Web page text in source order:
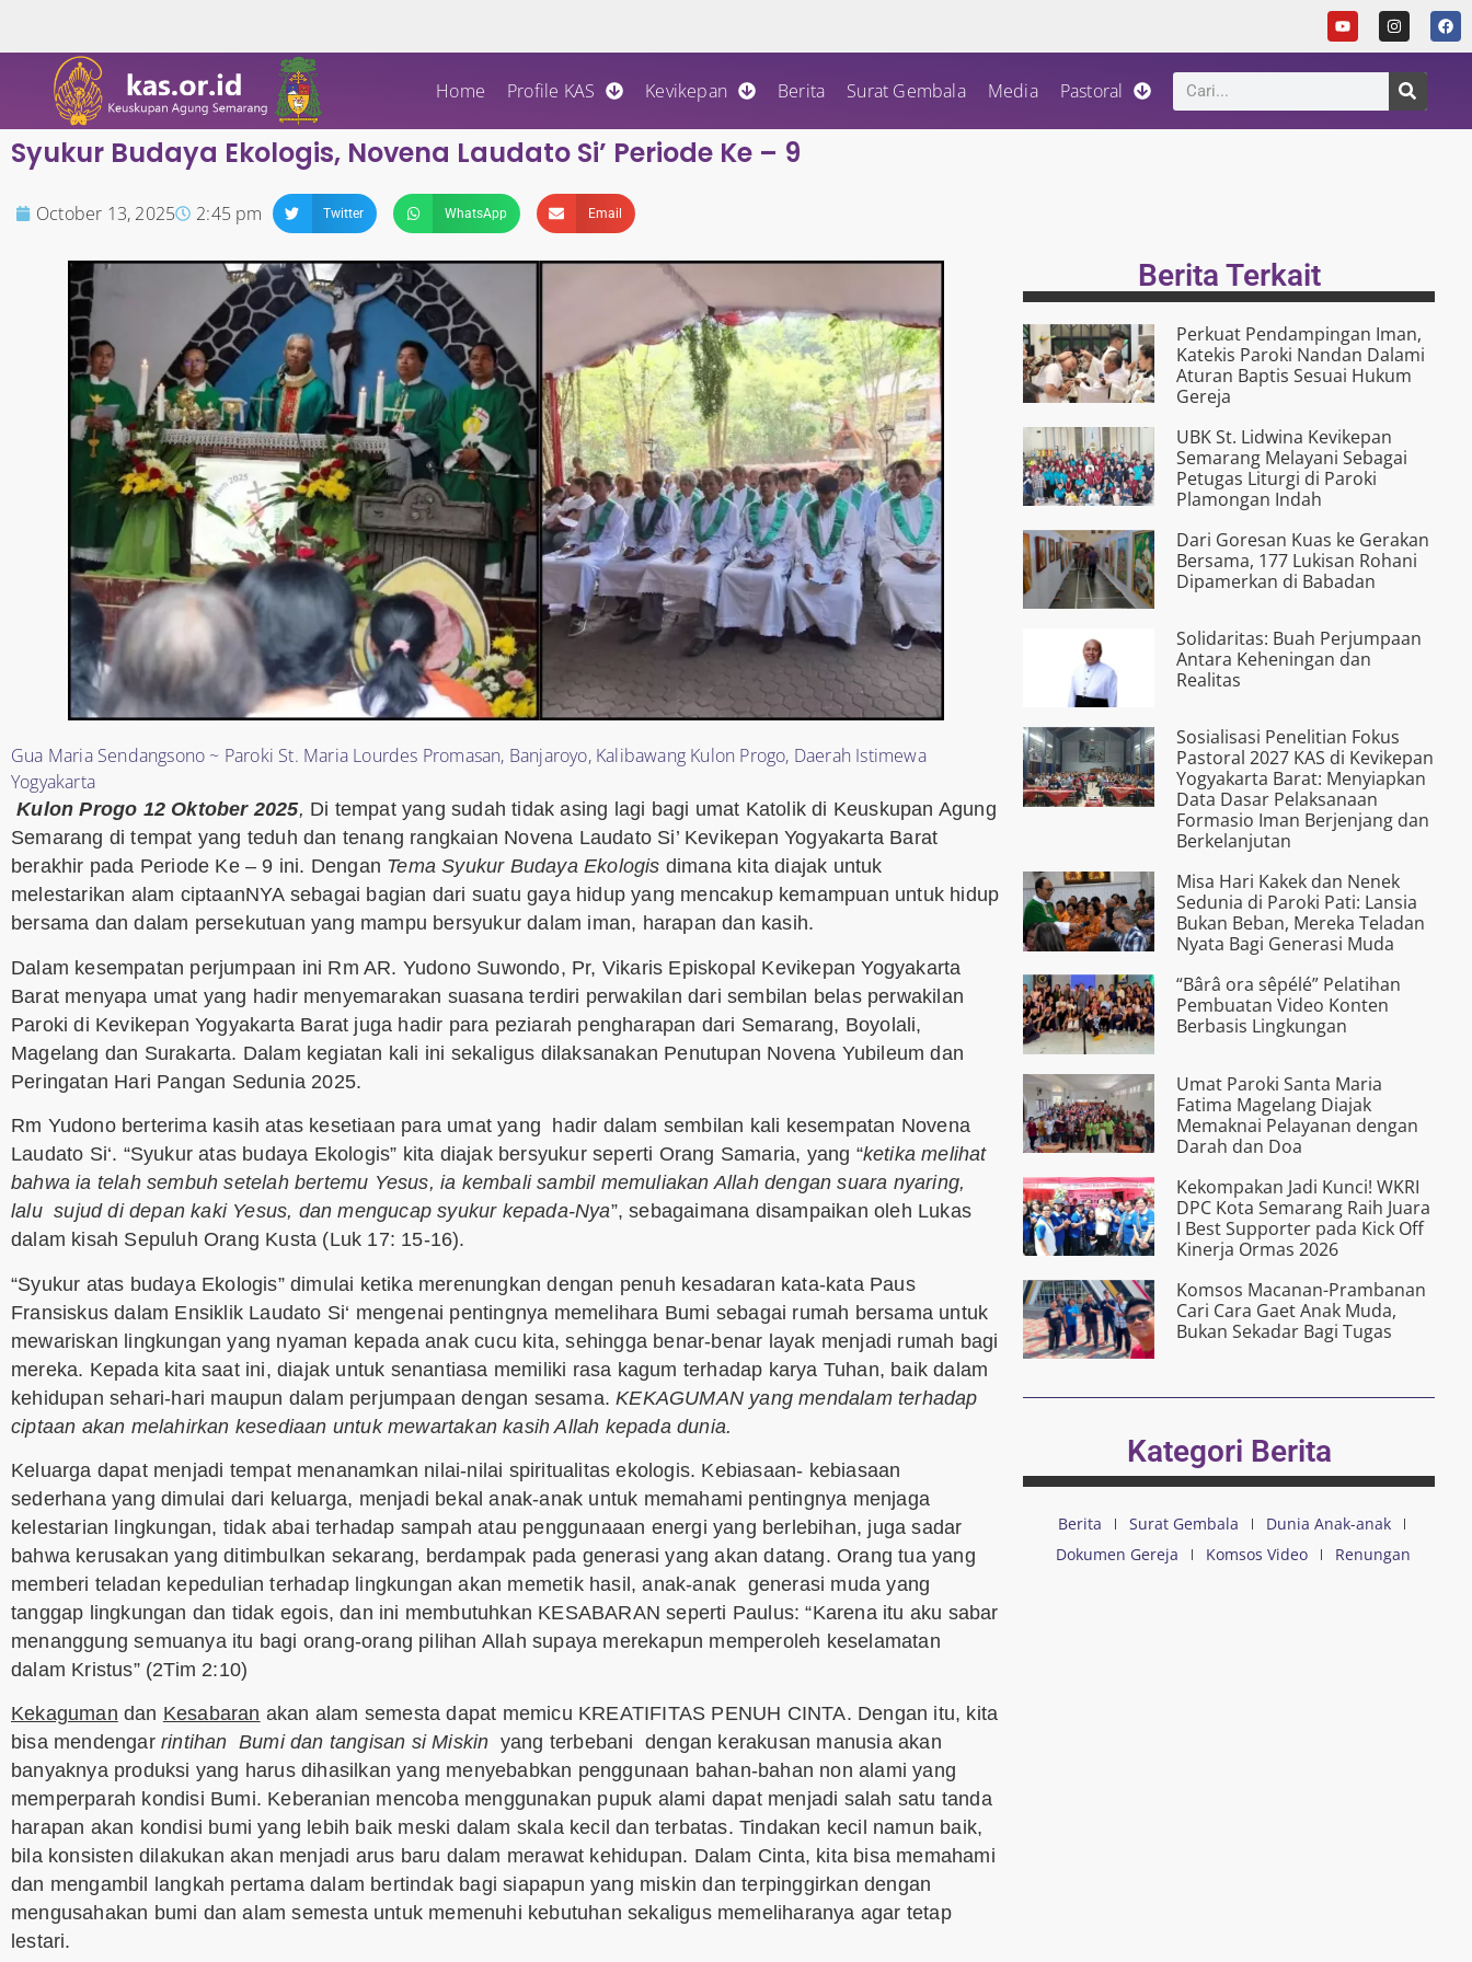
Home Profile KAS Kevikepan Berita Surat Gembala Media Pastoral
Syukur Budaya Ekologis, Novena Laudato Si’ Periode Ke – 9
October 13, 2025 2:45 pm Twitter WhatsApp Email
Gua Maria Sendangsono ~ Paroki St. Maria Lourdes Promasan, Banjaroyo, Kalibawang Kulon Progo, Daerah Istimewa
Yogyakarta
Kulon Progo 12 Oktober 2025, Di tempat yang sudah tidak asing lagi bagi umat Katolik di Keuskupan Agung
Semarang di tempat yang teduh dan tenang rangkaian Novena Laudato Si’ Kevikepan Yogyakarta Barat
berakhir pada Periode Ke – 9 ini. Dengan TemaSyukur Budaya Ekologis dimana kita diajak untuk
melestarikan alam ciptaanNYA sebagai bagian dari suatu gaya hidup yang mencakup kemampuan untuk hidup
bersama dan dalam persekutuan yang mampu bersyukur dalam iman, harapan dan kasih.
Dalam kesempatan perjumpaan ini Rm AR. Yudono Suwondo, Pr, Vikaris Episkopal Kevikepan Yogyakarta
Barat menyapa umat yang hadir menyemarakan suasana terdiri perwakilan dari sembilan belas perwakilan
Paroki di Kevikepan Yogyakarta Barat juga hadir para peziarah pengharapan dari Semarang, Boyolali,
Magelang dan Surakarta. Dalam kegiatan kali ini sekaligus dilaksanakan Penutupan Novena Yubileum dan
Peringatan Hari Pangan Sedunia 2025.
Rm Yudono berterima kasih atas kesetiaan para umat yang hadir dalam sembilan kali kesempatan Novena
Laudato Si‘. “Syukur atas budaya Ekologis” kita diajak bersyukur seperti Orang Samaria, yang “ketika melihat
bahwa ia telah sembuh setelah bertemu Yesus, ia kembali sambil memuliakan Allah dengan suara nyaring,
lalu sujud di depan kaki Yesus, dan mengucap syukur kepada-Nya”, sebagaimana disampaikan oleh Lukas
dalam kisah Sepuluh Orang Kusta (Luk 17: 15-16).
“Syukur atas budaya Ekologis” dimulai ketika merenungkan dengan penuh kesadaran kata-kata Paus
Fransiskus dalam Ensiklik Laudato Si‘ mengenai pentingnya memelihara Bumi sebagai rumah bersama untuk
mewariskan lingkungan yang nyaman kepada anak cucu kita, sehingga benar-benar layak menjadi rumah bagi
mereka. Kepada kita saat ini, diajak untuk senantiasa memiliki rasa kagum terhadap karya Tuhan, baik dalam
kehidupan sehari-hari maupun dalam perjumpaan dengan sesama.KEKAGUMAN yang mendalam terhadap
ciptaan akan melahirkan kesediaan untuk mewartakan kasih Allah kepada dunia.
Keluarga dapat menjadi tempat menanamkan nilai-nilai spiritualitas ekologis. Kebiasaan- kebiasaan
sederhana yang dimulai dari keluarga, menjadi bekal anak-anak untuk memahami pentingnya menjaga
kelestarian lingkungan, tidak abai terhadap sampah atau penggunaaan energi yang berlebihan, juga sadar
bahwa kerusakan yang ditimbulkan sekarang, berdampak pada generasi yang akan datang. Orang tua yang
memberi teladan kepedulian terhadap lingkungan akan memetik hasil, anak-anak generasi muda yang
tanggap lingkungan dan tidak egois, dan ini membutuhkan KESABARAN seperti Paulus: “Karena itu aku sabar
menanggung semuanya itu bagi orang-orang pilihan Allah supaya merekapun memperoleh keselamatan
dalam Kristus” (2Tim 2:10)
Kekaguman dan Kesabaran akan alam semesta dapat memicu KREATIFITAS PENUH CINTA. Dengan itu, kita
bisa mendengar rintihan Bumi dan tangisan si Miskin yang terbebani dengan kerakusan manusia akan
banyaknya produksi yang harus dihasilkan yang menyebabkan penggunaan bahan-bahan non alami yang
memperparah kondisi Bumi. Keberanian mencoba menggunakan pupuk alami dapat menjadi salah satu tanda
harapan akan kondisi bumi yang lebih baik meski dalam skala kecil dan terbatas. Tindakan kecil namun baik,
bila konsisten dilakukan akan menjadi arus baru dalam merawat kehidupan. Dalam Cinta, kita bisa memahami
dan mengambil langkah pertama dalam bertindak bagi siapapun yang miskin dan terpinggirkan dengan
mengusahakan bumi dan alam semesta untuk memenuhi kebutuhan sekaligus memeliharanya agar tetap
lestari.
Berita Terkait
Perkuat Pendampingan Iman,
Katekis Paroki Nandan Dalami
Aturan Baptis Sesuai Hukum
Gereja
UBK St. Lidwina Kevikepan
Semarang Melayani Sebagai
Petugas Liturgi di Paroki
Plamongan Indah
Dari Goresan Kuas ke Gerakan
Bersama, 177 Lukisan Rohani
Dipamerkan di Babadan
Solidaritas: Buah Perjumpaan
Antara Keheningan dan
Realitas
Sosialisasi Penelitian Fokus
Pastoral 2027 KAS di Kevikepan
Yogyakarta Barat: Menyiapkan
Data Dasar Pelaksanaan
Formasio Iman Berjenjang dan
Berkelanjutan
Misa Hari Kakek dan Nenek
Sedunia di Paroki Pati: Lansia
Bukan Beban, Mereka Teladan
Nyata Bagi Generasi Muda
“Bârâ ora s­êpélé” Pelatihan
Pembuatan Video Konten
Berbasis Lingkungan
Umat Paroki Santa Maria
Fatima Magelang Diajak
Memaknai Pelayanan dengan
Darah dan Doa
Kekompakan Jadi Kunci! WKRI
DPC Kota Semarang Raih Juara
I Best Supporter pada Kick Off
Kinerja Ormas 2026
Komsos Macanan-Prambanan
Cari Cara Gaet Anak Muda,
Bukan Sekadar Bagi Tugas
Kategori Berita
Berita Surat Gembala
Dunia Anak-anak
Dokumen Gereja
Komsos Video Renungan